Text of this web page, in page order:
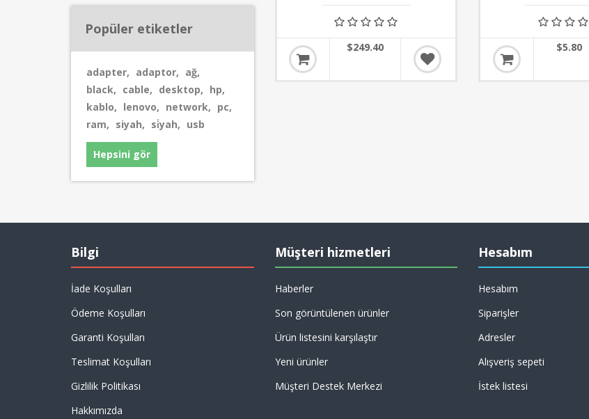
Popüler etiketler
adapter, adaptor, ağ,
black, cable, desktop, hp,
kablo, lenovo, network, pc,
ram, siyah, si̇yah, usb
Hepsini gör
$249.40 $5.80
Bilgi
İade Koşulları
Ödeme Koşulları
Garanti Koşulları
Teslimat Koşulları
Gizlilik Politikası
Hakkımızda
Müşteri hizmetleri
Haberler
Son görüntülenen ürünler
Ürün listesini karşılaştır
Yeni ürünler
Müşteri Destek Merkezi
Hesabım
Hesabım
Siparişler
Adresler
Alışveriş sepeti
İstek listesi